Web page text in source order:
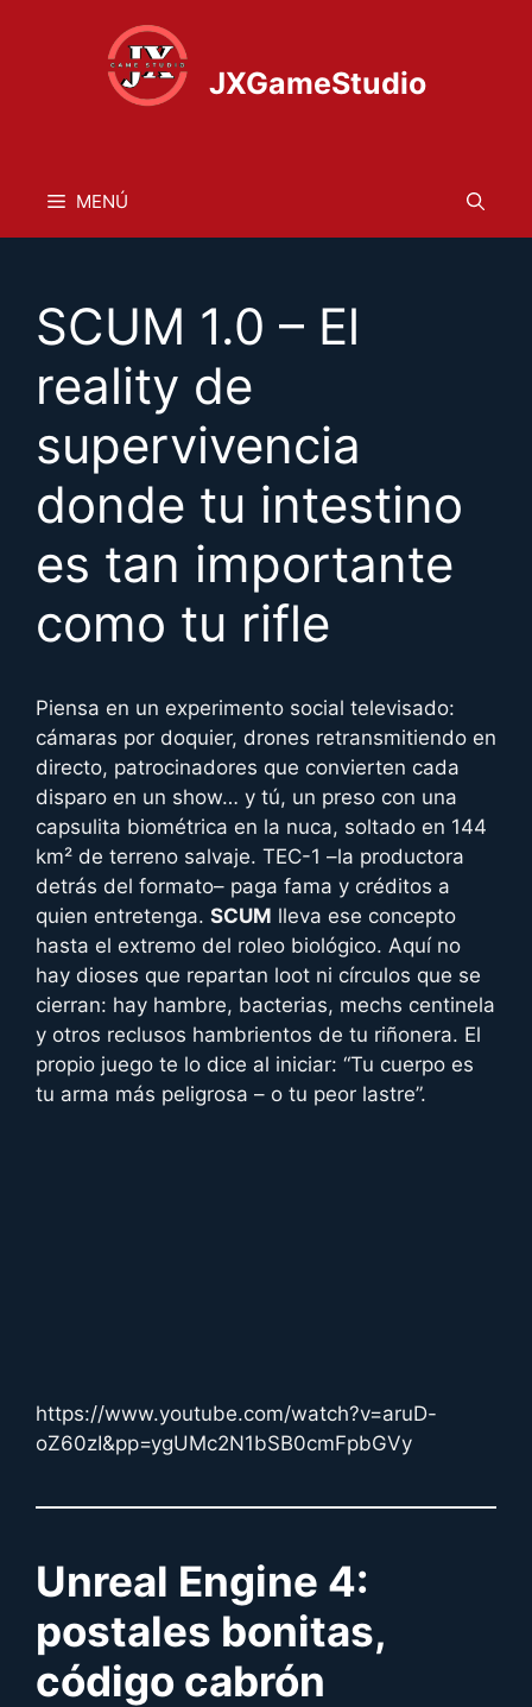
JXGameStudio
MENÚ
SCUM 1.0 – El
reality de
supervivencia
donde tu intestino
es tan importante
como tu rifle
Piensa en un experimento social televisado:
cámaras por doquier, drones retransmitiendo en
directo, patrocinadores que convierten cada
disparo en un show… y tú, un preso con una
capsulita biométrica en la nuca, soltado en 144
km² de terreno salvaje. TEC-1 –la productora
detrás del formato– paga fama y créditos a
quien entretenga. SCUM lleva ese concepto
hasta el extremo del roleo biológico. Aquí no
hay dioses que repartan loot ni círculos que se
cierran: hay hambre, bacterias, mechs centinela
y otros reclusos hambrientos de tu riñonera. El
propio juego te lo dice al iniciar: “Tu cuerpo es
tu arma más peligrosa – o tu peor lastre”.
https://www.youtube.com/watch?v=aruD-
oZ60zI&pp=ygUMc2N1bSB0cmFpbGVy
Unreal Engine 4:
postales bonitas,
código cabrón